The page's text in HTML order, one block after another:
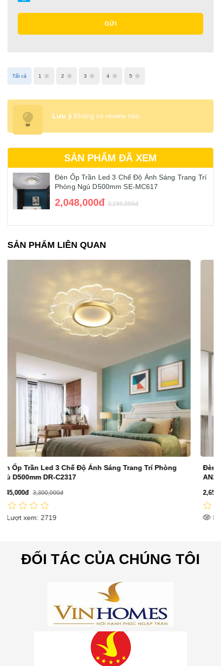
GỬI
Tất cả 1 2 3 4 5
Lưu ý Không có review nào
SẢN PHẨM ĐÃ XEM
Đèn Ốp Trần Led 3 Chế Độ Ánh Sáng Trang Trí
Phòng Ngủ D500mm SE-MC617
2,048,000đ 3,150,000đ
SẢN PHẨM LIÊN QUAN
Đèn Mâm Ốp Trần Phòng Khách, Phòng Ngủ 550mm
AN22-ML5153
2,650,000đ 3,785,000đ
Lượt xem: 2385
ĐỐI TÁC CỦA CHÚNG TÔI